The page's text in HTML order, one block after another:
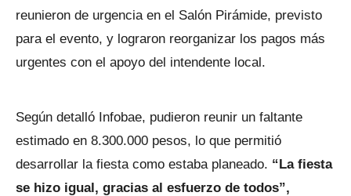
reunieron de urgencia en el Salón Pirámide, previsto
para el evento, y lograron reorganizar los pagos más
urgentes con el apoyo del intendente local.
Según detalló Infobae, pudieron reunir un faltante
estimado en 8.300.000 pesos, lo que permitió
desarrollar la fiesta como estaba planeado. “La fiesta
se hizo igual, gracias al esfuerzo de todos”,